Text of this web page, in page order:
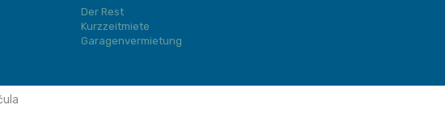
Der Rest
Kurzzeitmiete
Garagenvermietung